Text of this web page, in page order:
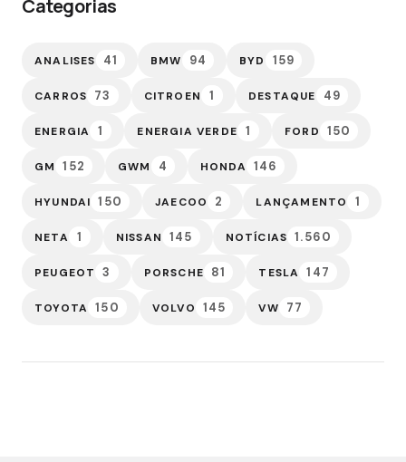
Categorias
ANALISES 41 BMW 94 BYD 159
CARROS 73 CITROEN 1 DESTAQUE 49
ENERGIA 1 ENERGIA VERDE 1 FORD 150
GM 152 GWM 4 HONDA 146
HYUNDAI 150 JAECOO 2 LANÇAMENTO 1
NETA 1 NISSAN 145 NOTÍCIAS 1.560
PEUGEOT 3 PORSCHE 81 TESLA 147
TOYOTA 150 VOLVO 145 VW 77